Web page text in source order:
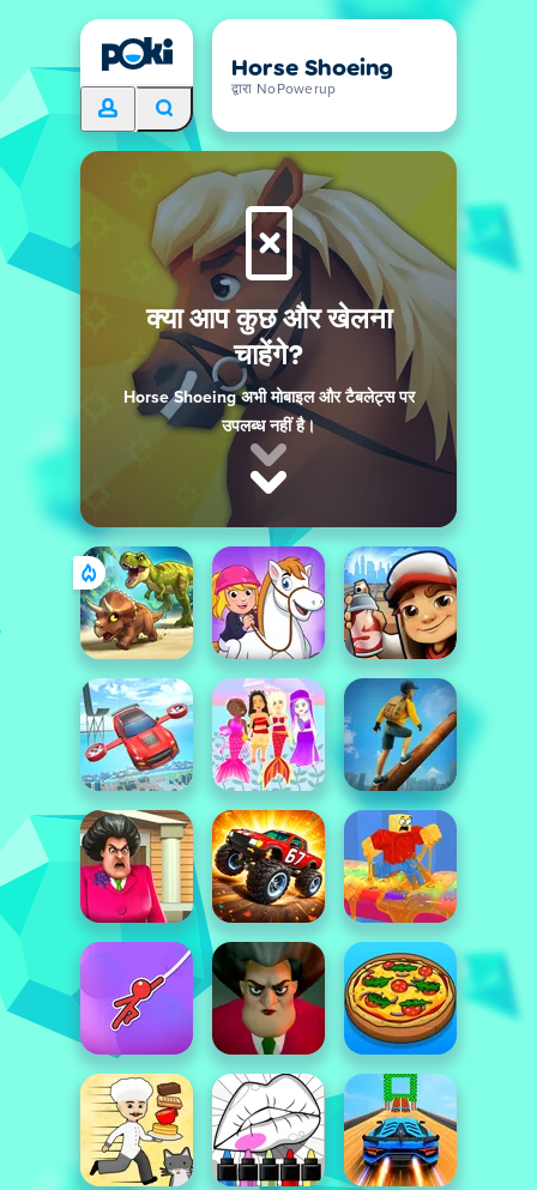
Horse Shoeing
द्वारा NoPowerup
क्या आप कुछ और खेलना
चाहेंगे?
Horse Shoeing अभी मोबाइल और टैबलेट्स पर
उपलब्ध नहीं है।